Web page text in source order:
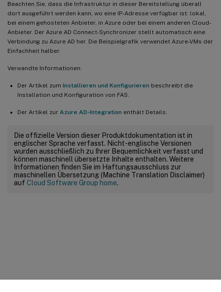
Beachten Sie, dass die Infrastruktur in dieser Bereitstellung überall
dort ausgeführt werden kann, wo eine IP-Adresse verfügbar ist: lokal,
bei einem gehosteten Anbieter, in Azure oder bei einem anderen Cloud-
Anbieter. Der Azure AD Connect-Synchronizer stellt automatisch eine
Verbindung zu Azure AD her. Die Beispielgrafik verwendet Azure-VMs der
Einfachheit halber.
Verwandte Informationen:
Der Artikel zum Installieren und Konfigurieren beschreibt die
Installation und Konfiguration von FAS.
Der Artikel zur Azure AD-Integration enthält Details.
Die offizielle Version dieser Produktdokumentation ist in
englischer Sprache verfasst. Nicht-englische Versionen
wurden ausschließlich zu Ihrer Bequemlichkeit verfasst und
können maschinell übersetzte Inhalte enthalten. Weitere
Informationen finden Sie im Haftungsausschluss zur
maschinellen Übersetzung (Machine Translation Disclaimer)
auf Cloud Software Group home.